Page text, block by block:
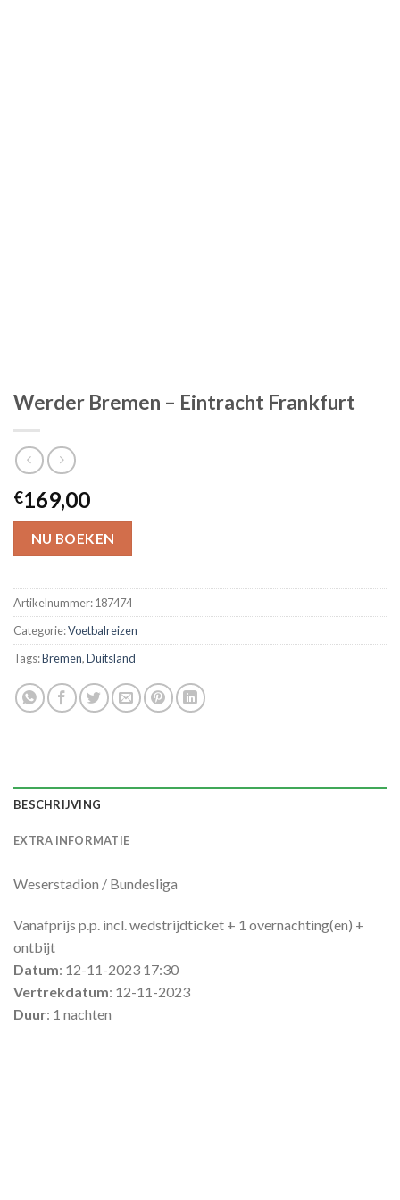
Werder Bremen – Eintracht Frankfurt
€169,00
NU BOEKEN
Artikelnummer:187474
Categorie:Voetbalreizen
Tags:Bremen,Duitsland
BESCHRIJVING
EXTRA INFORMATIE
Weserstadion / Bundesliga
Vanafprijs p.p. incl. wedstrijdticket + 1 overnachting(en) +
ontbijt
Datum: 12-11-2023 17:30
Vertrekdatum: 12-11-2023
Duur: 1 nachten